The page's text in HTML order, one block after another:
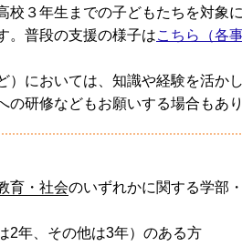
校３年生までの子どもたちを対象
。普段の支援の様子はこちら（各
）においては、知識や経験を活か
研修などもお願いする場合もあり
育・社会のいずれかに関する学部
2年、その他は3年）のある方